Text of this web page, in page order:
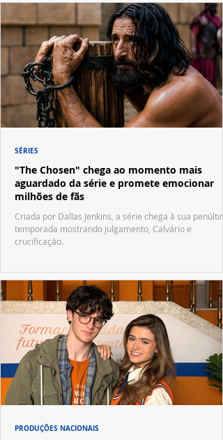
"The Chosen" chega ao momento mais
aguardado da série e promete emocionar
milhões de fãs
Criada por Dallas Jenkins, a série chega à sua
temporada mostrando julgamento, Calvário e
crucificação.
SÉRIES
PRODUÇÕES NACIONAIS